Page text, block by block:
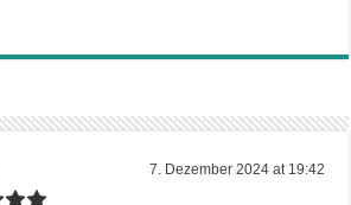
7. Dezember 2024 at 19:42